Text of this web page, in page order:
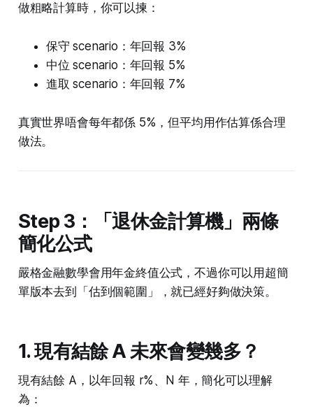
做粗略計算時，你可以揀：
保守 scenario：年回報 3%
中位 scenario：年回報 5%
進取 scenario：年回報 7%
真實世界唔會每年都係 5%，但平均用作估算係合理
做法。
Step 3：「退休金計算機」兩條
簡化公式
嚴格金融數學會用年金終值公式，不過你可以用超簡
單版本去到「估到個範圍」，就已經好夠做決策。
1. 現有結餘 A 未來會變幾多？
現有結餘 A，以年回報 r%、N 年，簡化可以理解
為：